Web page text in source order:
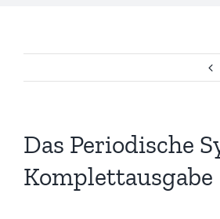
Das Periodische
Komplettausgabe